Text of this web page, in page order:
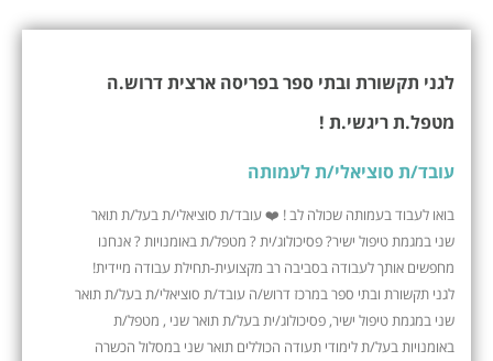
לגני תקשורת ובתי ספר בפריסה ארצית דרוש.ה
מטפל.ת ריגשי.ת !
עובד/ת סוציאלי/ת לעמותה
בואו לעבוד בעמותה שכולה לב ! ❤️ עובד/ת סוציאלי/ת בעל/ת תואר
שני במגמת טיפול ישיר? פסיכולוג/ית ? מטפל/ת באומנויות ? אנחנו
מחפשים אותך לעבודה בסביבה רב מקצועית-תחילת עבודה מיידית!
לגני תקשורת ובתי ספר במרכז דרוש/ה עובד/ת סוציאלי/ת בעל/ת תואר
שני במגמת טיפול ישיר, פסיכולוג/ית בעל/ת תואר שני , מטפל/ת
באומנויות בעל/ת לימודי תעודה הכוללים תואר שני במסלול הכשרה